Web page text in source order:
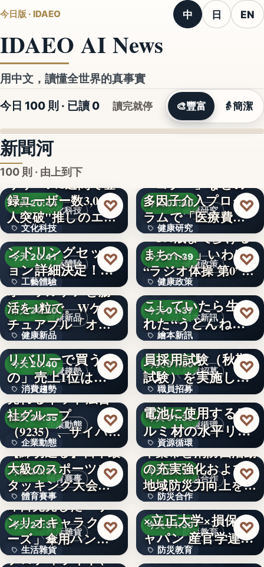
今日版 · IDAEO 中 日 EN
IDAEO AI News
用中文，讀懂全世界的真事實
今日 100 則 · 已讀 0 讀完就停 🎨豐富 👵簡潔
新聞河
100 則 · 由上到下
文化科技
今天 20:44
文化科技
3,000人
リリース1週間で登
録ユーザー数3,000
人突破"推しのエ…
♡
工藝體驗
今天 20:41
工藝體驗
文字
【8月18日開催】ハ
ンドリングセッシ
ョン詳細決定！ジ
ャパ…
♡
健康新品
今天 20:40
健康新品
550億
オーラルケアと腸
活を1粒で。Wケア
チュアブル「オラ
フル…
♡
消費趨勢
今天 20:40
消費趨勢
文字
猛暑で変わる「デ
リバリーで買うも
の」売上1位は
1.1kg…
♡
企業動態
今天 20:35
企業動態
9235
売れるネット広告
社グループ
（9235）、サイバー
セキュリ…
♡
體育賽事
今天 20:31
體育賽事
1
【締切迫る】日本最
大級のスポーツス
タッキング大会
「…
♡
生活雜貨
今天 20:31
生活雜貨
即日完売した「サ
ンリオキャラクタ
ーズ」傘用ハンデ
ィファン…
♡
プロディライト、
文字
健康研究
今天 01:40
健康研究
４７％
多因子介入プログ
ラムで「医療費４
７％抑制…
♡
健康政策
今天 01:39
健康政策
1,788
「100歳まで歩ける
まちへ。」いわば
“ラジオ体操 第0”…
♡
繪本新訊
今天 01:37
繪本新訊
文字
うどんをこねこね
こしていたら生ま
れた“うどんねこ”
が大活…
♡
職員招募
今天 01:30
職員招募
文字
令和8年度伊予市職
員採用試験（秋期
試験）を実施しま
す！大…
♡
資源循環
今天 01:30
資源循環
文字
4社協働で、車載用
電池に使用するア
ルミ材の水平リサ
イクル…
♡
防災合作
今天 01:30
防災合作
1888年
千葉市と消防団活動
の充実強化および
地域防災力向上を目
指し…
♡
防災教育
今天 01:30
防災教育
しながわ防災学校
×立正大学×損保ジ
ャパン 産官学連携
によ…
♡
【佐賀市】市報さ